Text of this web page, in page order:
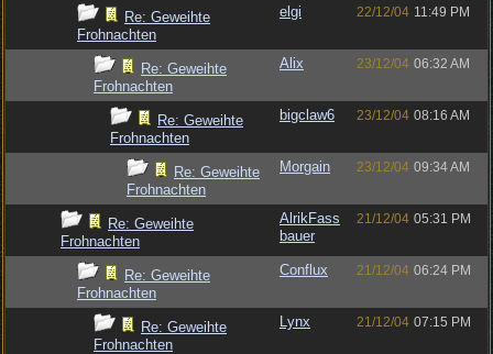
Re: Geweihte
Frohnachten
elgi 22/12/04 11:49 PM
Re: Geweihte
Frohnachten
Alix 23/12/04 06:32 AM
Re: Geweihte
Frohnachten
bigclaw6 23/12/04 08:16 AM
Re: Geweihte
Frohnachten
Morgain 23/12/04 09:34 AM
Re: Geweihte
Frohnachten
AlrikFass
bauer
21/12/04 05:31 PM
Re: Geweihte
Frohnachten
Conflux 21/12/04 06:24 PM
Re: Geweihte
Frohnachten
Lynx 21/12/04 07:15 PM